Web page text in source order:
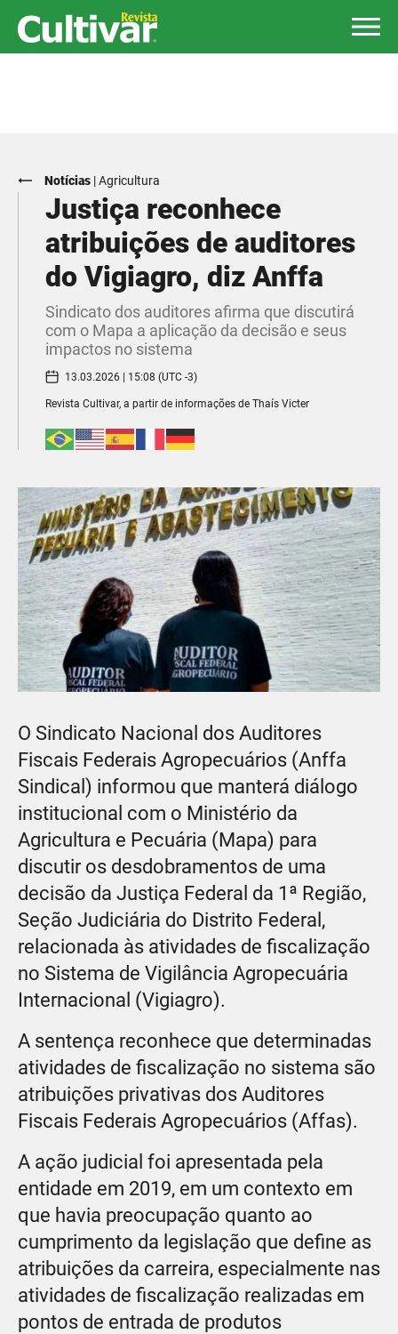
Notícias |Agricultura
Justiça reconhece
atribuições de auditores
do Vigiagro, diz Anffa
Sindicato dos auditores afirma que discutirá
com o Mapa a aplicação da decisão e seus
impactos no sistema
13.03.2026 | 15:08 (UTC -3)
Revista Cultivar, a partir de informações de Thaís Victer
O Sindicato Nacional dos Auditores
Fiscais Federais Agropecuários (Anffa
Sindical) informou que manterá diálogo
institucional com o Ministério da
Agricultura e Pecuária (Mapa) para
discutir os desdobramentos de uma
decisão da Justiça Federal da 1ª Região,
Seção Judiciária do Distrito Federal,
relacionada às atividades de fiscalização
no Sistema de Vigilância Agropecuária
Internacional (Vigiagro).
A sentença reconhece que determinadas
atividades de fiscalização no sistema são
atribuições privativas dos Auditores
Fiscais Federais Agropecuários (Affas).
A ação judicial foi apresentada pela
entidade em 2019, em um contexto em
que havia preocupação quanto ao
cumprimento da legislação que define as
atribuições da carreira, especialmente nas
atividades de fiscalização realizadas em
pontos de entrada de produtos